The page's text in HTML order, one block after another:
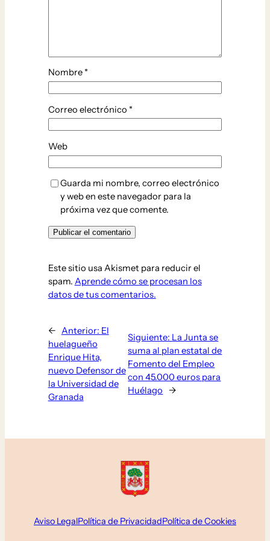
Nombre *
Correo electrónico *
Web
Guarda mi nombre, correo electrónico
y web en este navegador para la
próxima vez que comente.
Este sitio usa Akismet para reducir el
spam. Aprende cómo se procesan los
datos de tus comentarios.
← Anterior: El
huelagueño
Enrique Hita,
nuevo Defensor de
la Universidad de
Granada
Siguiente: La Junta se
suma al plan estatal de
Fomento del Empleo
con 45.000 euros para
Huélago
→
Aviso LegalPolítica de PrivacidadPolítica de Cookies